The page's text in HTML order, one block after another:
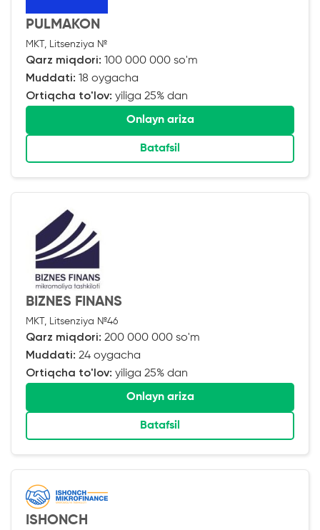
PULMAKON
MKT, Litsenziya №
Qarz miqdori: 100 000 000 so'm
Muddati: 18 oygacha
Ortiqcha to'lov: yiliga 25% dan
Onlayn ariza
Batafsil
BIZNES FINANS
MKT, Litsenziya №46
Qarz miqdori: 200 000 000 so'm
Muddati: 24 oygacha
Ortiqcha to'lov: yiliga 25% dan
Onlayn ariza
Batafsil
ISHONCH